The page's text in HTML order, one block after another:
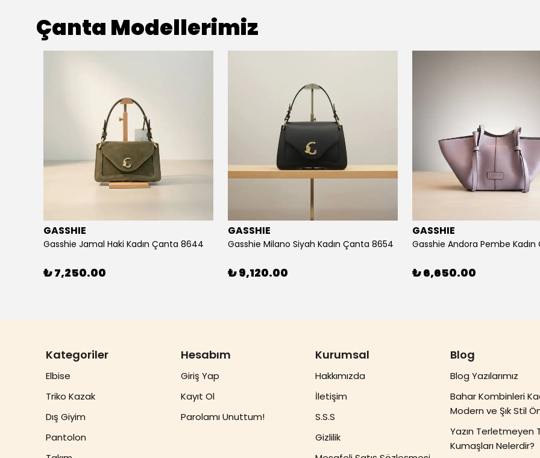
Çanta Modellerimiz
GASSHIE
Gasshie Jamal Haki Kadın Çanta 8644
₺ 7,250.00
GASSHIE
Gasshie Milano Siyah Kadın Çanta 8654
₺ 9,120.00
GASSHIE
₺ 6,650.00
Kategoriler
Elbise
Triko Kazak
Dış Giyim
Pantolon
Hesabım
Giriş Yap
Kayıt Ol
Parolamı Unuttum!
Kurumsal
Hakkımızda
İletişim
S.S.S
Gizlilik
Blog
Blog Yazılarımız
Bahar Kombinleri
Modern ve Şık Stil
Yazın Terletmeyen
Kumaşları Nelerdir?